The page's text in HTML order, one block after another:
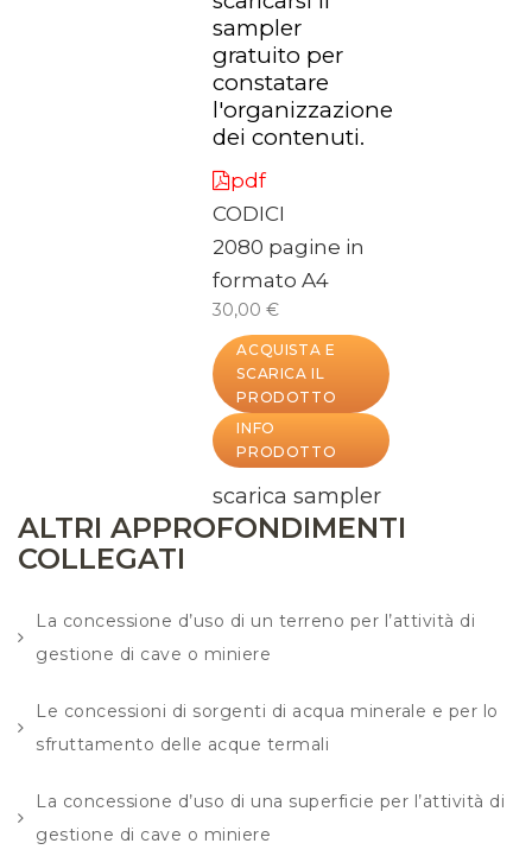
sampler
gratuito per
constatare
l'organizzazione
dei contenuti.
pdf
CODICI
2080 pagine in
formato A4
30,00 €
ACQUISTA E
SCARICA IL
PRODOTTO
INFO
PRODOTTO
scarica sampler
ALTRI APPROFONDIMENTI
COLLEGATI
La concessione d’uso di un terreno per l’attività di
gestione di cave o miniere
Le concessioni di sorgenti di acqua minerale e per lo
sfruttamento delle acque termali
La concessione d’uso di una superficie per l’attività di
gestione di cave o miniere